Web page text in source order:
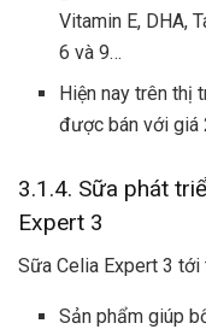
Vitamin E, DHA,
6 và 9…
Hiện nay trên thị
được bán với
3.1.4. Sữa phát
Expert 3
Sữa Celia Expert 3
Sản phẩm giúp